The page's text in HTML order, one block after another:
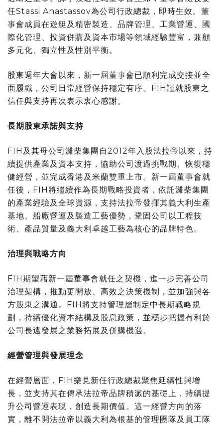
任Stassi Anastassov為公司行政總裁，即時生效。董
事會成員在遊艇及精密製造、品牌管理、工業營運、國
際化管理、投資併購及資本市場等領域經驗豐富，兼顧
多元化、獨立性及性別平衡。
股東週年大會以來，新一屆董事會已順利完成交接並全
面履職，公司日常經營保持穩定有序。FIH謹就股東之
信任與支持再次表示衷心感謝。
長期股東承諾與支持
FIH及其母公司濰柴集團自2012年入股法拉帝以來，持
續提供產業及資本支持，協助公司渡過挑戰期、恢復穩
健經營，並完成香港及米蘭雙重上市。新一屆董事會就
任後，FIH將繼續作為長期戰略投資者，依託濰柴集團
的產業經驗及全球資源，支持法拉帝發揮其義大利生產
基地、船廠營運及製造工藝優勢，鞏固公司以工程技
術、產品質量及 義大利卓越工藝為核心的品牌特色。
治理與戰略方向
FIH期望藉新一屆董事會就任之契機，進一步完善公司
治理架構，推動更開放、高效之決策機制，並加強與各
方股東之溝通。FIH將支持管理層制定中長期戰略規
劃，持續優化資本結構及股息政策，並穩步把握有利於
公司長遠發展之業務拓展及併購機遇。
經營管理與發展理念
在經營層面，FIH樂見新任行政總裁聚焦延續性與增
長，並支持其在傳承法拉帝品牌積澱的基礎上，持續提
升公司營運表現，創造長期價值。這一經營方向的落
實，離不開法拉帝以義大利為根基的管理團隊及員工隊